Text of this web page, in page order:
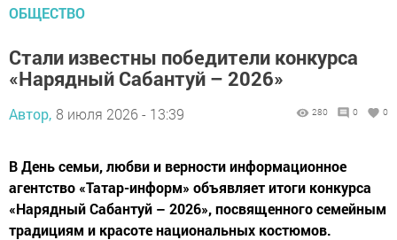
ОБЩЕСТВО
Стали известны победители конкурса
«Нарядный Сабантуй – 2026»
Автор, 8 июля 2026 - 13:39 280 0 0
В День семьи, любви и верности информационное
агентство «Татар-информ» объявляет итоги конкурса
«Нарядный Сабантуй – 2026», посвященного семейным
традициям и красоте национальных костюмов.